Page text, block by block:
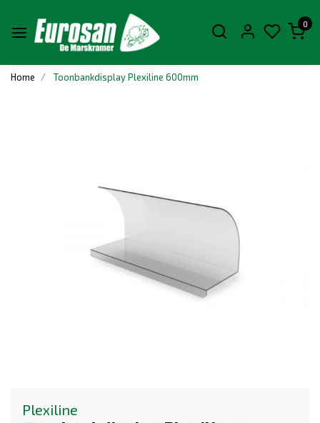
0
Home Toonbankdisplay Plexiline 600mm
Plexiline